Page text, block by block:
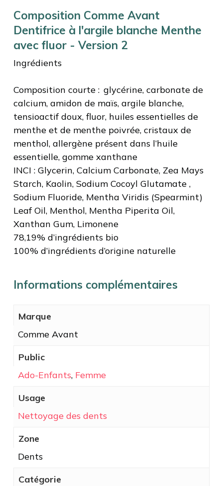
Composition Comme Avant
Dentifrice à l'argile blanche Menthe
avec fluor - Version 2
Ingrédients
Composition courte : glycérine, carbonate de
calcium, amidon de maïs, argile blanche,
tensioactif doux, fluor, huiles essentielles de
menthe et de menthe poivrée, cristaux de
menthol, allergène présent dans l’huile
essentielle, gomme xanthane
INCI : Glycerin, Calcium Carbonate, Zea Mays
Starch, Kaolin, Sodium Cocoyl Glutamate ,
Sodium Fluoride, Mentha Viridis (Spearmint)
Leaf Oil, Menthol, Mentha Piperita Oil,
Xanthan Gum, Limonene
78,19% d’ingrédients bio
100% d’ingrédients d’origine naturelle
Informations complémentaires
Marque
Comme Avant
Public
Ado-Enfants, Femme
Usage
Nettoyage des dents
Zone
Dents
Catégorie